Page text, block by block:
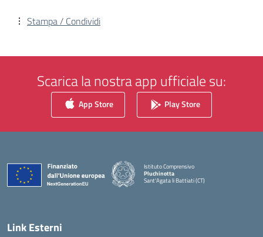
Stampa / Condividi
Scarica la nostra app ufficiale su:
App Store Play Store
Istituto Comprensivo
Pluchinotta
Sant'Agata li Battiati (CT)
— Visita la pagina iniziale della scuola
Link Esterni